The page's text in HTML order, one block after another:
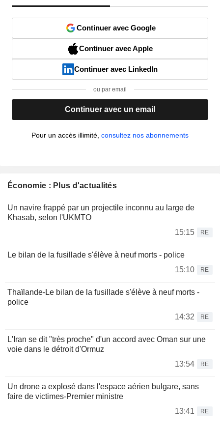
Continuer avec Google
Continuer avec Apple
Continuer avec LinkedIn
ou par email
Continuer avec un email
Pour un accès illimité, consultez nos abonnements
Économie : Plus d'actualités
Un navire frappé par un projectile inconnu au large de
Khasab, selon l'UKMTO
15:15
RE
Le bilan de la fusillade s'élève à neuf morts - police
15:10
RE
Thaïlande-Le bilan de la fusillade s'élève à neuf morts -
police
14:32
RE
L'Iran se dit "très proche" d'un accord avec Oman sur une
voie dans le détroit d'Ormuz
13:54
RE
Un drone a explosé dans l'espace aérien bulgare, sans
faire de victimes-Premier ministre
13:41
RE